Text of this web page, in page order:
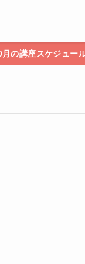
月の講座スケジュー